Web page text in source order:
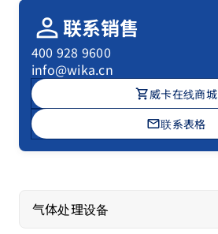
person 联系销售
400 928 9600
info@wika.cn
shopping_cart威卡在线商城
mail联系表格
气体处理设备